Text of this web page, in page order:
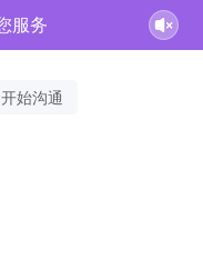
服务
始沟通